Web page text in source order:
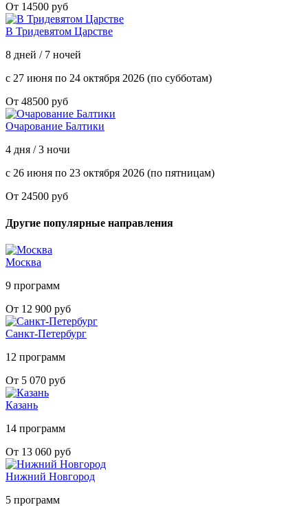
От 14500 руб
В Тридевятом Царстве
8 дней / 7 ночей
с 27 июня по 24 октября 2026 (по субботам)
От 48500 руб
Очарование Балтики
4 дня / 3 ночи
с 26 июня по 23 октября 2026 (по пятницам)
От 24500 руб
Другие популярные направления
Москва
9 программ
От 12 900 руб
Санкт-Петербург
12 программ
От 5 070 руб
Казань
14 программ
От 13 060 руб
Нижний Новгород
5 программ